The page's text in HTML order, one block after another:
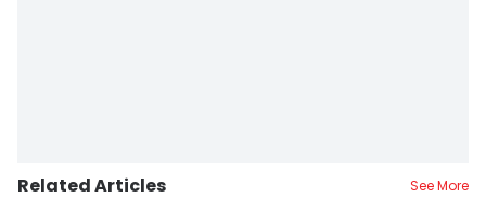
Related Articles See More